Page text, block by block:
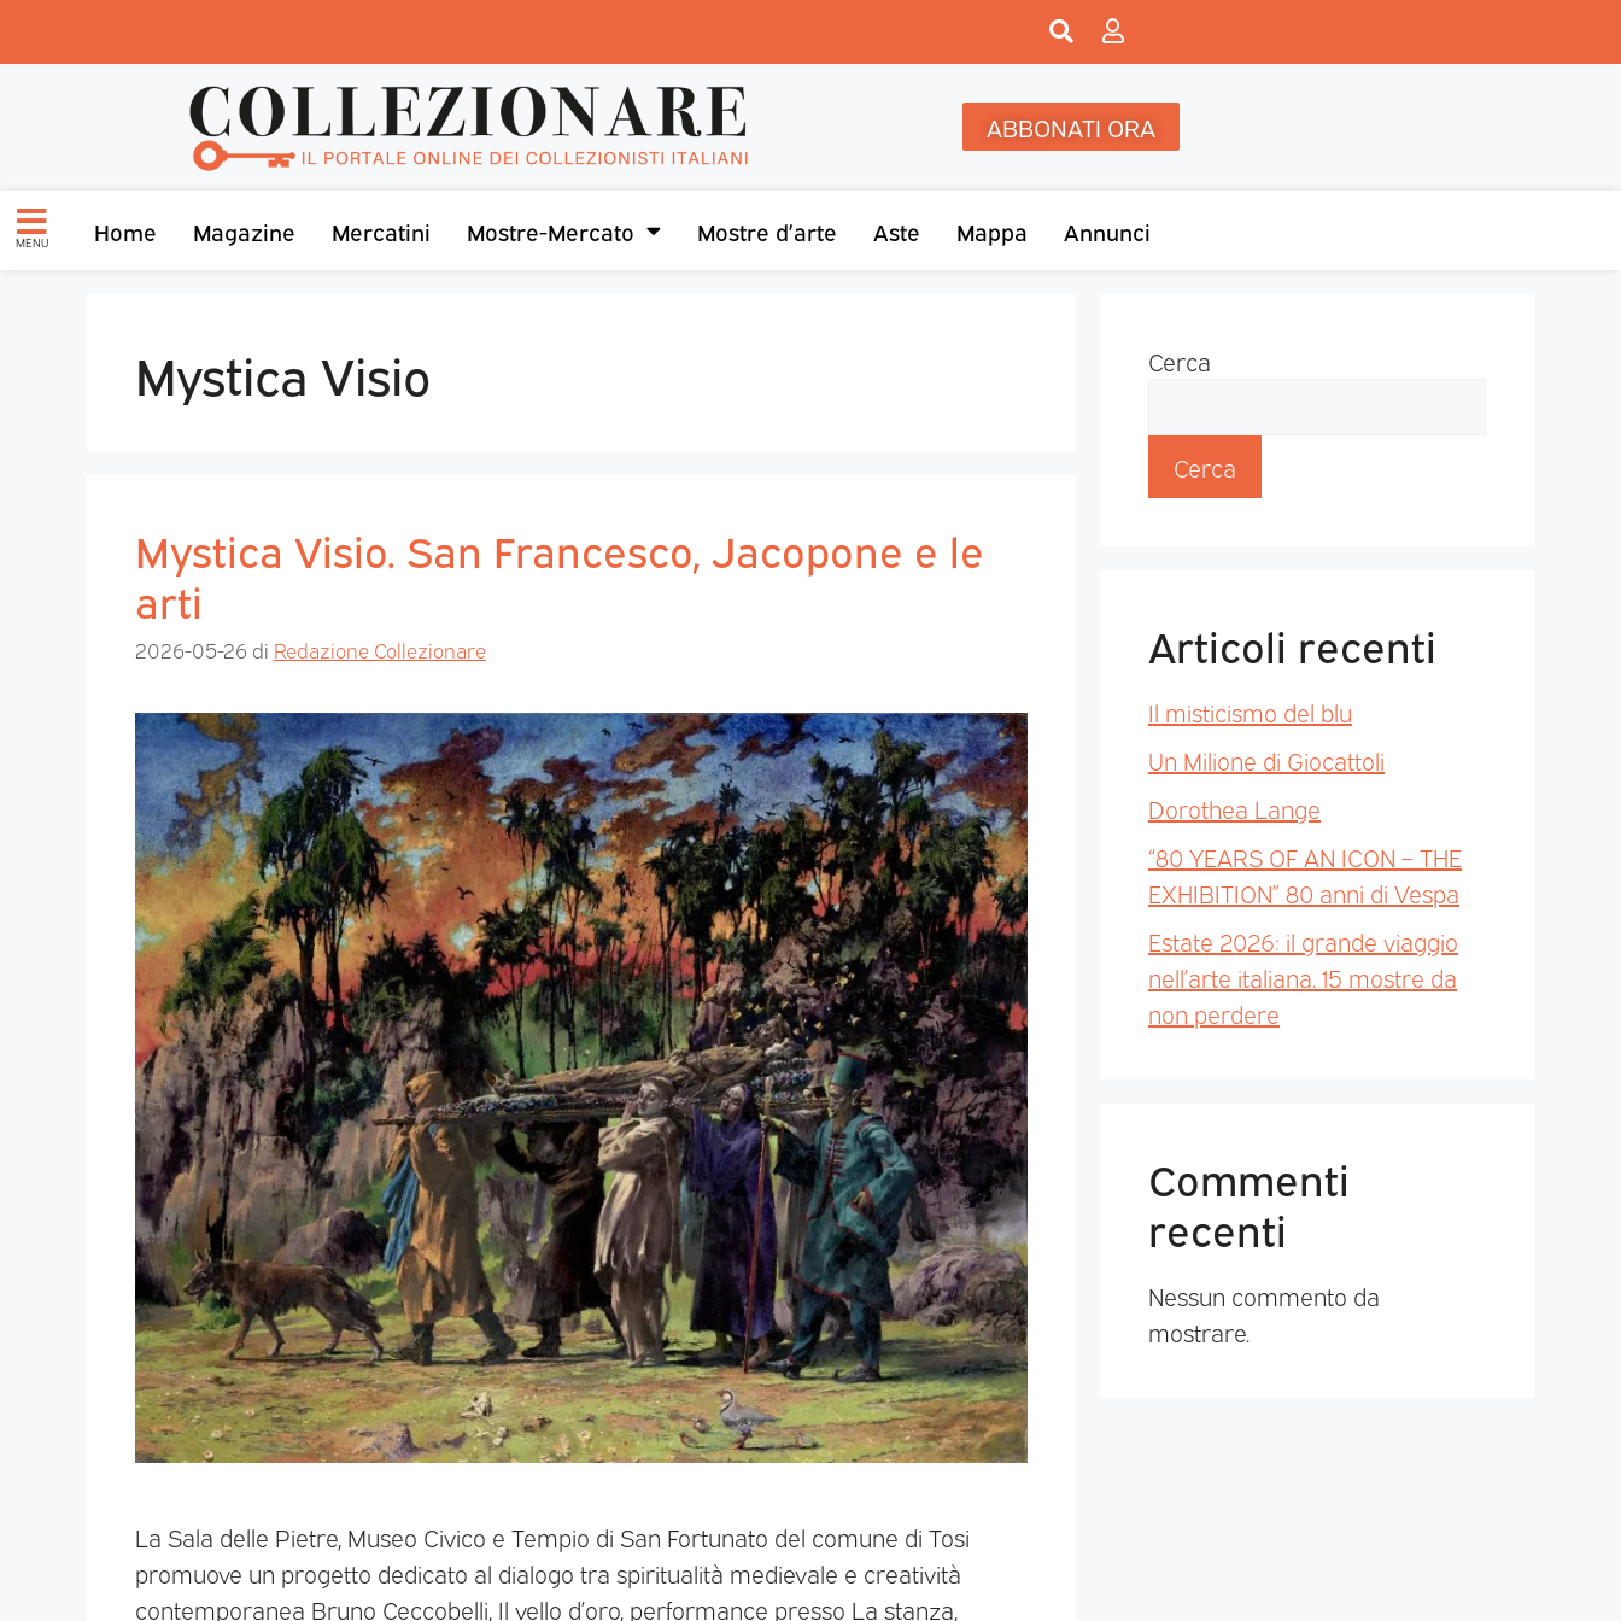
ABBONATI ORA
MENU Home Magazine Mercatini Mostre-Mercato Mostre d’arte Aste Mappa Annunci
Mystica Visio
Mystica Visio. San Francesco, Jacopone e le
arti
2026-05-26 di Redazione Collezionare
La Sala delle Pietre, Museo Civico e Tempio di San Fortunato del comune di Tosi
promuove un progetto dedicato al dialogo tra spiritualità medievale e creatività
contemporanea Bruno Ceccobelli, Il vello d’oro, performance presso La stanza,
Cerca
Cerca
Articoli recenti
Il misticismo del blu
Un Milione di Giocattoli
Dorothea Lange
“80 YEARS OF AN ICON – THE
EXHIBITION” 80 anni di Vespa
Estate 2026: il grande viaggio
nell’arte italiana. 15 mostre da
non perdere
Commenti
recenti
Nessun commento da
mostrare.